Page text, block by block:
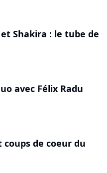
Shakira : le tube de
avec Félix Radu
de coeur du